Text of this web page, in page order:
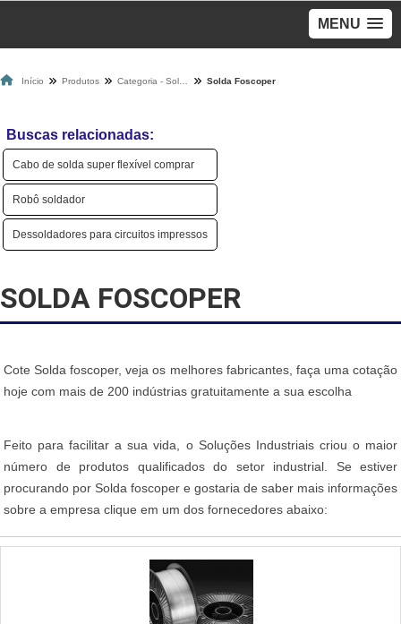
MENU
Início Produtos Solda Foscoper
Buscas relacionadas:
Cabo de solda super flexível comprar
Robô soldador
Dessoldadores para circuitos impressos
SOLDA FOSCOPER
Cote Solda foscoper, veja os melhores fabricantes, faça uma cotação
hoje com mais de 200 indústrias gratuitamente a sua escolha
Feito para facilitar a sua vida, o Soluções Industriais criou o maior
número de produtos qualificados do setor industrial. Se estiver
procurando por Solda foscoper e gostaria de saber mais informações
sobre a empresa clique em um dos fornecedores abaixo: